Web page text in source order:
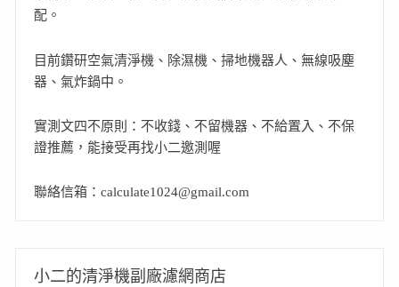
配。
目前鑽研空氣清淨機、除濕機、掃地機器人、無線吸塵
器、氣炸鍋中。
實測文四不原則：不收錢、不留機器、不給置入、不保
證推薦，能接受再找小二邀測喔
聯絡信箱：calculate1024@gmail.com
小二的清淨機副廠濾網商店